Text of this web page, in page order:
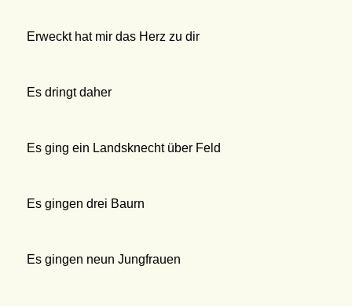
Erweckt hat mir das Herz zu dir
Es dringt daher
Es ging ein Landsknecht über Feld
Es gingen drei Baurn
Es gingen neun Jungfrauen